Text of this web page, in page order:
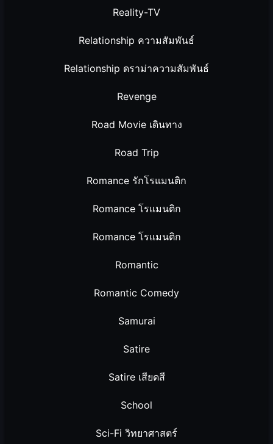
Reality-TV
Relationship ความสัมพันธ์
Relationship ดราม่าความสัมพันธ์
Revenge
Road Movie เดินทาง
Road Trip
Romance รักโรแมนติก
Romance โรแมนติก
Romance โรแมนติก
Romantic
Romantic Comedy
Samurai
Satire
Satire เสียดสี
School
Sci-Fi วิทยาศาสตร์